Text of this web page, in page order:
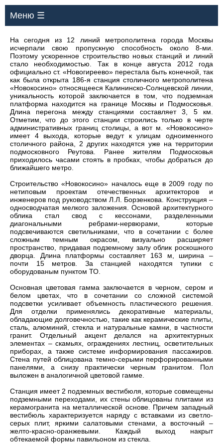
Меню ☰
На сегодня из 12 линий метрополитена города Москвы
исчерпали свою пропускную способность около 8-ми.
Поэтому ускоренное строительство новых станций и линий
стало необходимостью. Так в конце августа 2012 года
официально ст. «Новогиреево» перестала быть конечной, так
как была открыта 186-я станция столичного метрополитена
«Новокосино» относящееся Калининско-Солнцевской линии,
уникальность которой заключается в том, что подземная
платформа находится на границе Москвы и Подмосковья.
Длина перегона между станциями составляет 3, 5 км.
Отметим, что до этого станции строились только в черте
административных границ столицы, а вот м. «Новокосино»
имеет 4 выхода, которые ведут к улицам одноименного
столичного района, 2 других находятся уже на территории
подмосковного Реутова. Ранее жителям Подмосковья
приходилось часами стоять в пробках, чтобы добраться до
ближайшего метро.
Строительство «Новокосино» началось еще в 2009 году по
нетиповым проектам отечественных архитекторов и
инженеров под руководством Л.Л. Борзенкова. Конструкция –
односводчатая мелкого заложения. Основой архитектурного
облика стал свод с кессонами, разделенными
диагональными ребрами-нервюрами, которые
подсвечиваются светильниками, что в сочетании с более
сложным темным окрасом, визуально расширяет
пространство, придавая подземному залу облик роскошного
дворца. Длина платформы составляет 163 м, ширина –
почти 15 метров. За станцией находятся тупики с
оборудованым пунктом ТО.
Основная цветовая гамма заключается в черном, сером и
белом цветах, что в сочетании со сложной системой
подсветки усиливает объемность пластического решения.
Для отделки применялись декоративные материалы,
обладающие долговечностью, такие как керамические плиты,
сталь, алюминий, стекла и натуральные камни, в частности
гранит. Отдельный акцент делался на архитектурных
элементах – скамьях, ограждениях лестниц, осветительных
приборах, а также системе информирования пассажиров.
Стена путей облицована темно-серыми перфорированными
панелями, а снизу практически черным гранитом. Пол
выложен в аналогичной цветовой гамме.
Станция имеет 2 подземных вестибюля, которые совмещены
подземными переходами, их стены облицованы плитами из
керамогранита на металлической основе. Причем западный
вестибюль характеризуется наряду с вставками из светло-
серых плит, яркими салатовыми стенами, а восточный –
желто-красно-оранжевыми. Каждый выход накрыт
обтекаемой формы павильоном из стекла.